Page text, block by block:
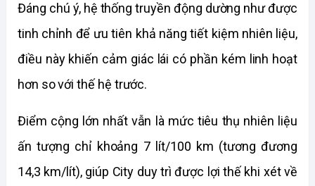
Đáng chú ý, hệ thống truyền động dường như được
tinh chỉnh để ưu tiên khả năng tiết kiệm nhiên liệu,
điều này khiến cảm giác lái có phần kém linh hoạt
hơn so với thế hệ trước.
Điểm cộng lớn nhất vẫn là mức tiêu thụ nhiên liệu
ấn tượng chỉ khoảng 7 lít/100 km (tương đương
14,3 km/lít), giúp City duy trì được lợi thế khi xét về